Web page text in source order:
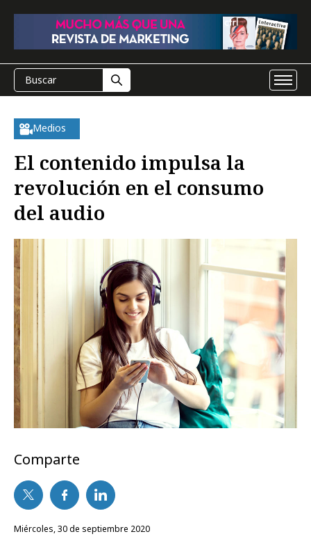
Medios
El contenido impulsa la
revolución en el consumo
del audio
Comparte
miércoles, 30 de septiembre 2020